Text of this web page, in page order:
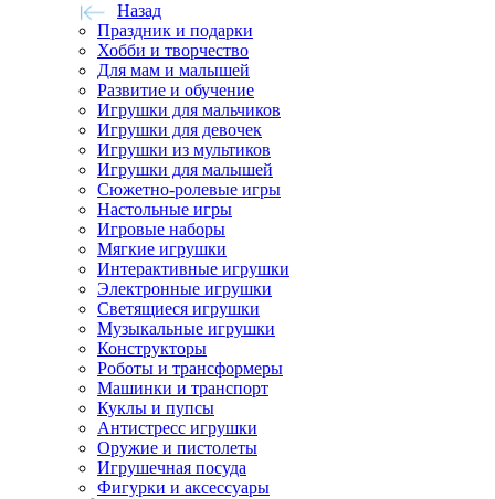
Назад
Праздник и подарки
Хобби и творчество
Для мам и малышей
Развитие и обучение
Игрушки для мальчиков
Игрушки для девочек
Игрушки из мультиков
Игрушки для малышей
Сюжетно-ролевые игры
Настольные игры
Игровые наборы
Мягкие игрушки
Интерактивные игрушки
Электронные игрушки
Светящиеся игрушки
Музыкальные игрушки
Конструкторы
Роботы и трансформеры
Машинки и транспорт
Куклы и пупсы
Антистресс игрушки
Оружие и пистолеты
Игрушечная посуда
Фигурки и аксессуары